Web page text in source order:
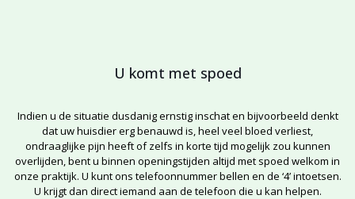
U komt met spoed
Indien u de situatie dusdanig ernstig inschat en bijvoorbeeld denkt
dat uw huisdier erg benauwd is, heel veel bloed verliest,
ondraaglijke pijn heeft of zelfs in korte tijd mogelijk zou kunnen
overlijden, bent u binnen openingstijden altijd met spoed welkom in
onze praktijk. U kunt ons telefoonnummerbellen en de ‘4’ intoetsen.
U krijgt dan direct iemand aan de telefoon die u kan helpen.